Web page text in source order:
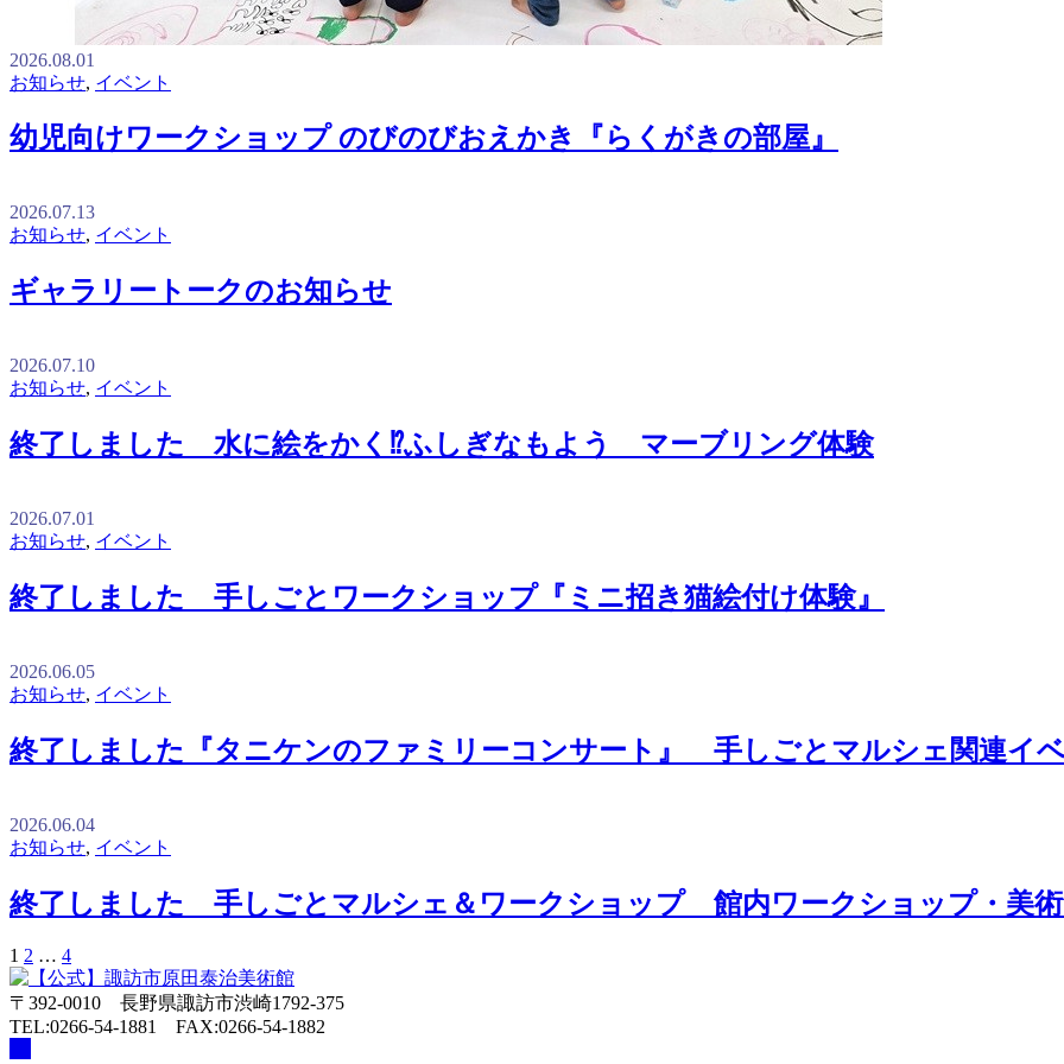
2026.08.01
お知らせ, イベント
幼児向けワークショップ のびのびおえかき『らくがきの部屋』
2026.07.13
お知らせ, イベント
ギャラリートークのお知らせ
2026.07.10
お知らせ, イベント
終了しました 水に絵をかく⁉ふしぎなもよう マーブリング体験
2026.07.01
お知らせ, イベント
終了しました 手しごとワークショップ『ミニ招き猫絵付け体験』
2026.06.05
お知らせ, イベント
終了しました『タニケンのファミリーコンサート』 手しごとマルシェ関連
2026.06.04
お知らせ, イベント
終了しました 手しごとマルシェ＆ワークショップ 館内ワークショップ・美
投
稿
の
ペ
ー
1 2 … 4
〒392-0010 長野県諏訪市渋崎1792-375
TEL:0266-54-1881 FAX:0266-54-1882